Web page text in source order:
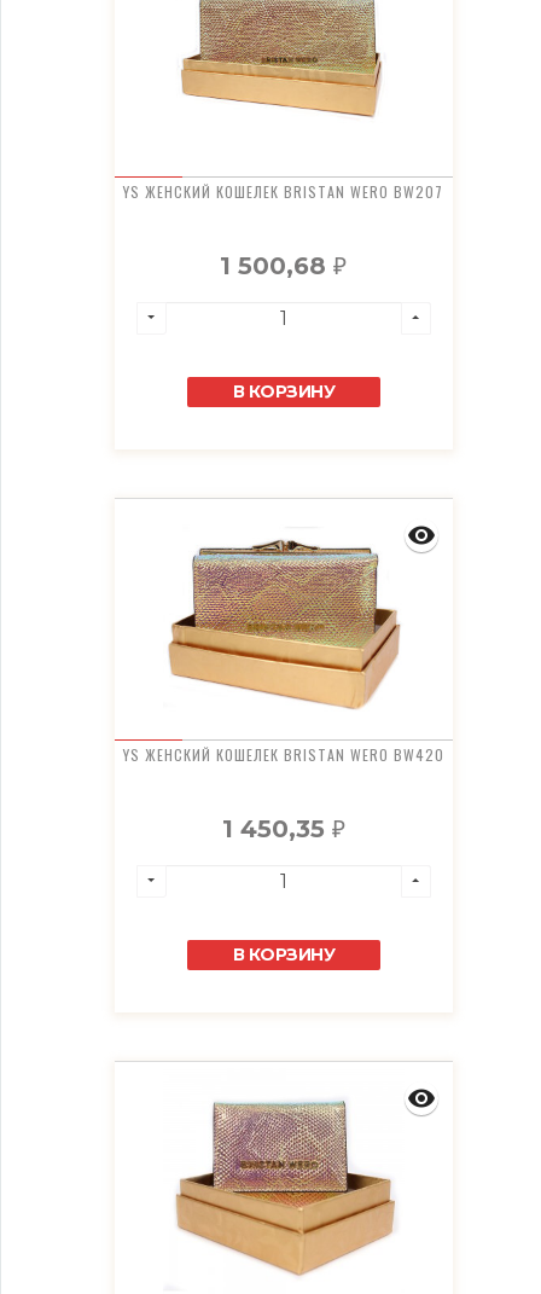
YS ЖЕНСКИЙ КОШЕЛЕК BRISTAN WERO BW207
1 500,68₽
В КОРЗИНУ
YS ЖЕНСКИЙ КОШЕЛЕК BRISTAN WERO BW420
1 450,35 ₽
В КОРЗИНУ